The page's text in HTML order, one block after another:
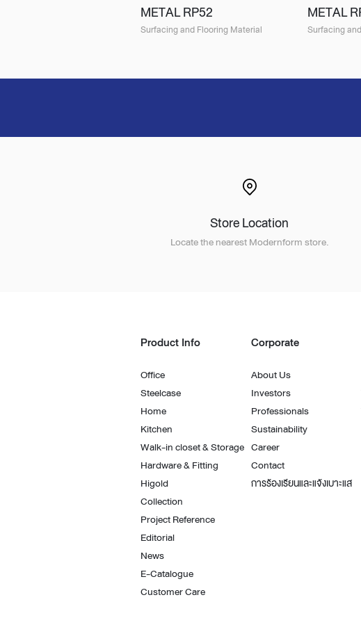
METAL RP52
Surfacing and Flooring Material
METAL
Surfacing
Store Location
Locate the nearest Modernform store.
Product Info
Office
Steelcase
Home
Kitchen
Walk-in closet & Storage
Hardware & Fitting
Higold
Collection
Project Reference
Editorial
News
E-Catalogue
Customer Care
Corporate
About Us
Investors
Professionals
Sustainability
Career
Contact
การร้องเรียนและแจ้งเบาะแส